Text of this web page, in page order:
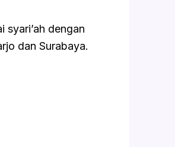
syari’ah dengan
dan Surabaya.